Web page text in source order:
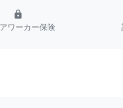
lock
ワーカー保険